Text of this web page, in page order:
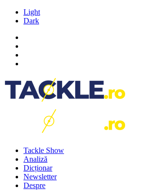
Light
Dark
Tackle Show
Analiză
Dicționar
Newsletter
Despre